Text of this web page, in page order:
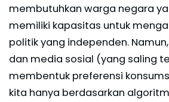
membutuhkan warga negara
memiliki kapasitas untuk
politik yang independen.
dan media sosial (yang saling
membentuk preferensi
kita hanya berdasarkan